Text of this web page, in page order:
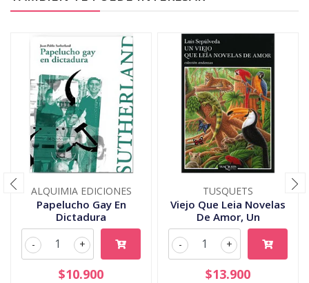
ALQUIMIA EDICIONES
Papelucho Gay En
Dictadura
+
-
$10.900
TUSQUETS
Viejo Que Leia Novelas
De Amor, Un
+
-
$13.900